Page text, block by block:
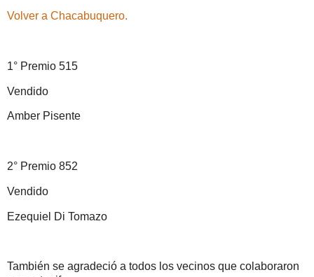
Volver a Chacabuquero.
1° Premio 515
Vendido
Amber Pisente
2° Premio 852
Vendido
Ezequiel Di Tomazo
También se agradeció a todos los vecinos que colaboraron